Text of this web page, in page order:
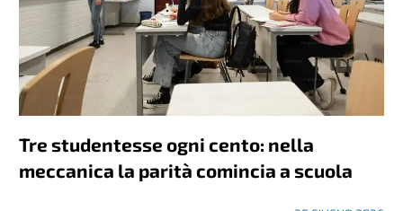
Tre studentesse ogni cento: nella
meccanica la parità comincia a scuola